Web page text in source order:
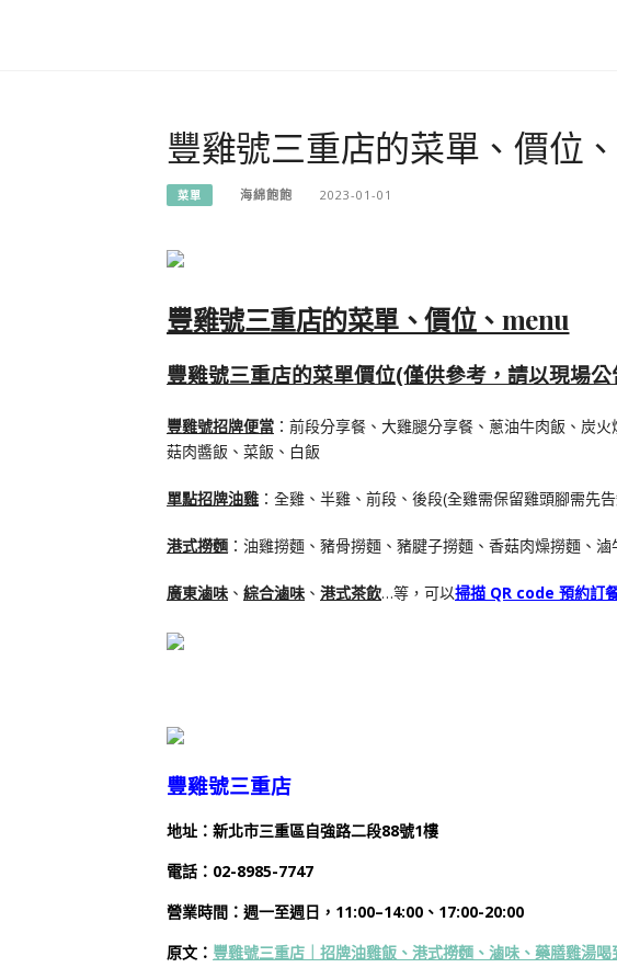
豐雞號三重店的菜單、價位
菜單 海綿飽飽 2023-01-01
豐雞號三重店的菜單、價位、menu
豐雞號三重店的菜單價位(僅供參考，請以現場
豐雞號招牌便當 ：前段分享餐、大雞腿分享餐、蔥油牛肉飯、炭
菇肉醬飯、菜飯、白飯
單點招牌油雞 ：全雞、半雞、前段、後段(全雞需保留雞頭腳需先
港式撈麵 ：油雞撈麵、豬骨撈麵、豬腱子撈麵、香菇肉燥撈麵、
廣東滷味 、 綜合滷味 、 港式茶飲…等，可以掃描 QR code 預約訂
豐雞號三重店
地址：新北市三重區自強路二段88號1樓
電話： 02-8985-7747
營業時間： 週一至週日，11:00–14:00、17:00-20:00
原文： 豐雞號三重店｜招牌油雞飯、港式撈麵、滷味、藥膳雞湯